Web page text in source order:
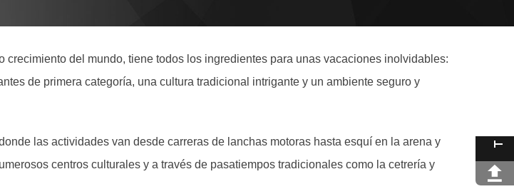
del mundo, tiene todos los ingredientes para unas vacaciones inolvidables:
de primera categoría, una cultura tradicional intrigante y un ambiente seguro y
las actividades van desde carreras de lanchas motoras hasta esquí en la arena y
centros culturales y a través de pasatiempos tradicionales como la cetrería y